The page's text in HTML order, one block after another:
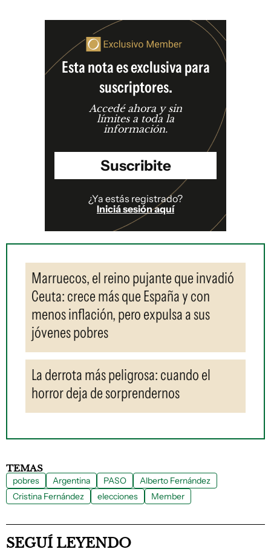
Esta nota es exclusiva para
suscriptores.
Accedé ahora y sin
límites a toda la
información.
Suscribite
¿Ya estás registrado?
Iniciá sesión aquí
Marruecos, el reino pujante que invadió
Ceuta: crece más que España y con
menos inflación, pero expulsa a sus
jóvenes pobres
La derrota más peligrosa: cuando el
horror deja de sorprendernos
TEMAS
pobres Argentina PASO
Alberto Fernández
Cristina Fernández
elecciones Member
SEGUÍ LEYENDO